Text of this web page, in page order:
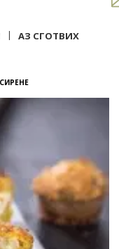
| АЗ СГОТВИХ